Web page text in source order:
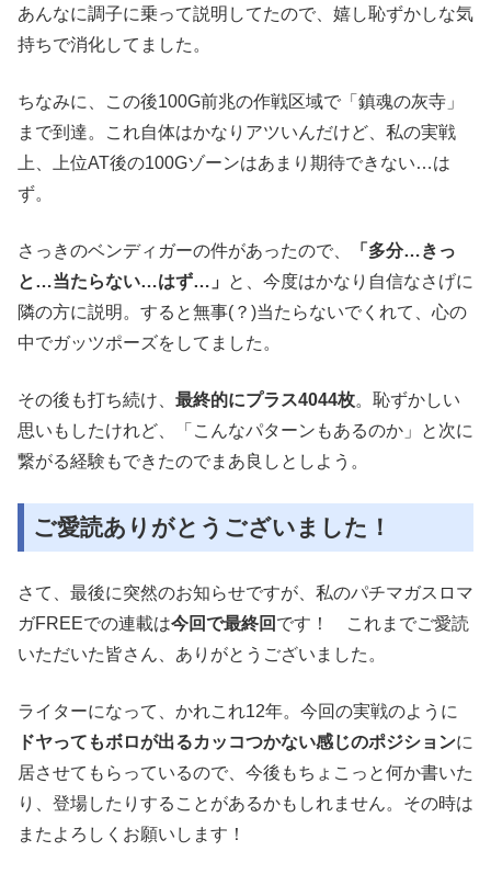
あんなに調子に乗って説明してたので、嬉し恥ずかしな気
持ちで消化してました。
ちなみに、この後100G前兆の作戦区域で「鎮魂の灰寺」
まで到達。これ自体はかなりアツいんだけど、私の実戦
上、上位AT後の100Gゾーンはあまり期待できない…は
ず。
さっきのベンディガーの件があったので、
「多分…きっ
と…当たらない…はず…」
と、今度はかなり自信なさげに
隣の方に説明。すると無事(？)当たらないでくれて、心の
中でガッツポーズをしてました。
その後も打ち続け、 最終的にプラス4044枚。恥ずかしい
思いもしたけれど、「こんなパターンもあるのか」と次に
繋がる経験もできたのでまあ良しとしよう。
ご愛読ありがとうございました！
さて、最後に突然のお知らせですが、私のパチマガスロマ
ガFREEでの連載は今回で最終回 です！ これまでご愛読
いただいた皆さん、ありがとうございました。
ライターになって、かれこれ12年。今回の実戦のように
ドヤってもボロが出るカッコつかない感じのポジションに
居させてもらっているので、今後もちょこっと何か書いた
り、登場したりすることがあるかもしれません。その時は
またよろしくお願いします！